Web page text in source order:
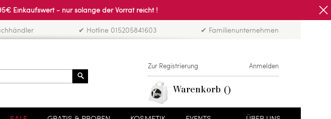
Einkaufswert - nur solange der Vorrat reicht !
✔ Hotline 015205841603 ✔ Familienunternehmen
Zur Registrierung Anmelden
Warenkorb